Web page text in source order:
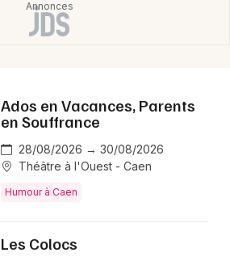
Ados en Vacances, Parents
en Souffrance
28/08/2026 → 30/08/2026
Théâtre à l'Ouest - Caen
Humour à Caen
Les Colocs